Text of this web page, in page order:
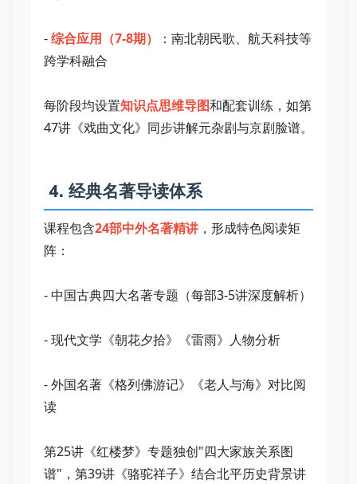
- 综合应用（7-8期）
：南北朝民歌、航天科技等
跨学科融合
每阶段均设置知识点思维导图和配套训练，如第
4. 经典名著导读体系
课程包含24部中外名著精讲 ，形成特色阅读矩
阵：
- 现代文学《朝花夕拾》《雷雨》人物分析
- 外国名著《格列佛游记》《老人与海》对比阅
读
第25讲《红楼梦》专题独创"四大家族关系图
谱"，第39讲《骆驼祥子》结合北平历史背景讲